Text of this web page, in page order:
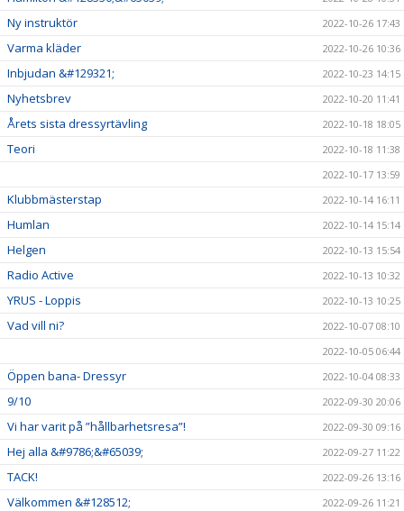
Ny instruktör 2022-10-26 17:43
Varma kläder 2022-10-26 10:36
Inbjudan &#129321; 2022-10-23 14:15
Nyhetsbrev 2022-10-20 11:41
Årets sista dressyrtävling 2022-10-18 18:05
Teori
2022-10-18 11:38
2022-10-17 13:59
Klubbmästerstap 2022-10-14 16:11
Humlan 2022-10-14 15:14
Helgen 2022-10-13 15:54
Radio Active 2022-10-13 10:32
YRUS - Loppis 2022-10-13 10:25
Vad vill ni?
2022-10-07 08:10
2022-10-05 06:44
Öppen bana- Dressyr 2022-10-04 08:33
9/10 2022-09-30 20:06
Vi har varit på ”hållbarhetsresa”! 2022-09-30 09:16
Hej alla &#9786;&#65039; 2022-09-27 11:22
TACK! 2022-09-26 13:16
Välkommen &#128512; 2022-09-26 11:21